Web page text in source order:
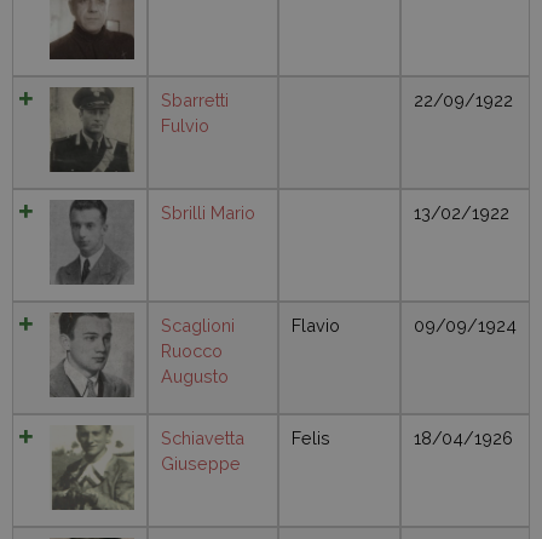
Sbarretti
Fulvio
22/09/1922
Sbrilli Mario 13/02/1922
Scaglioni
Ruocco
Augusto
Flavio 09/09/1924
Schiavetta
Giuseppe
Felis 18/04/1926